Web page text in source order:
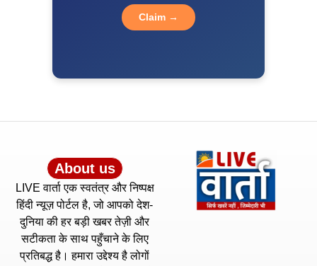
Claim →
About us
LIVE वार्ता एक स्वतंत्र और निष्पक्ष
हिंदी न्यूज़ पोर्टल है, जो आपको देश-
दुनिया की हर बड़ी खबर तेज़ी और
सटीकता के साथ पहुँचाने के लिए
प्रतिबद्ध है। हमारा उद्देश्य है लोगों